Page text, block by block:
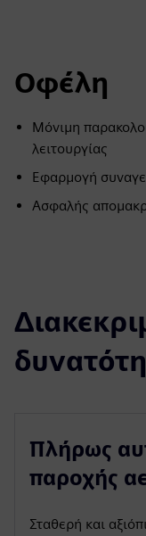
Οφέλη
Μόνιμη
λειτουργίας
Εφαρμογή
Ασφαλής
Πλήρως
παροχής
Σταθερή και